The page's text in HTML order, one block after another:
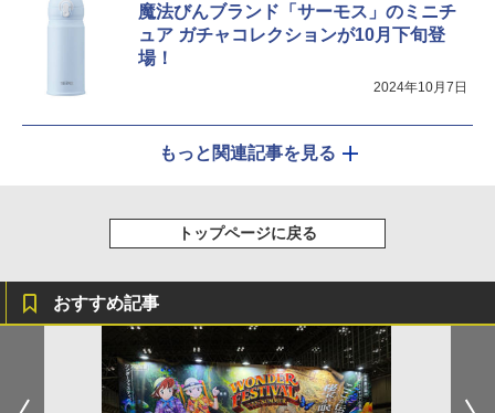
魔法びんブランド「サーモス」のミニチ
ュア ガチャコレクションが10月下旬登
場！
2024年10月7日
もっと関連記事を見る
トップページに戻る
おすすめ記事